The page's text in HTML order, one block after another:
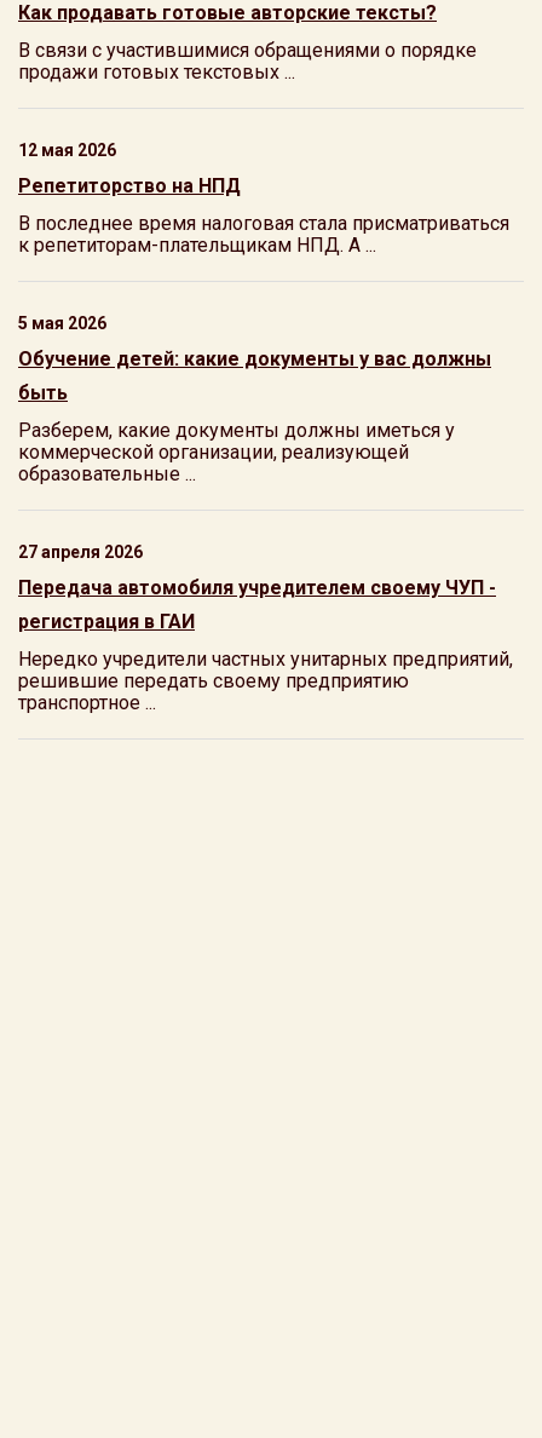
Как продавать готовые авторские тексты?
В связи с участившимися обращениями о порядке
продажи готовых текстовых ...
12 мая 2026
Репетиторство на НПД
В последнее время налоговая стала присматриваться
к репетиторам-плательщикам НПД. А ...
5 мая 2026
Обучение детей: какие документы у вас должны
быть
Разберем, какие документы должны иметься у
коммерческой организации, реализующей
образовательные ...
27 апреля 2026
Передача автомобиля учредителем своему ЧУП -
регистрация в ГАИ
Нередко учредители частных унитарных предприятий,
решившие передать своему предприятию
транспортное ...